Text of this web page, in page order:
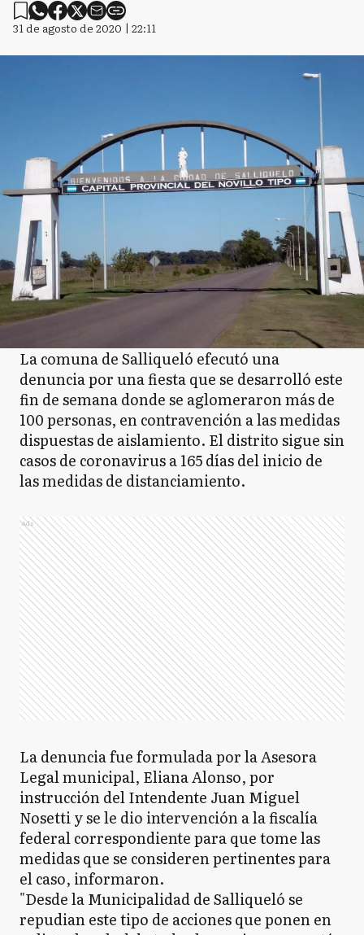
31 de agosto de 2020 | 22:11
La comuna de Salliqueló efecutó una
denuncia por una fiesta que se desarrolló este
fin de semana donde se aglomeraron más de
100 personas, en contravención a las medidas
dispuestas de aislamiento. El distrito sigue sin
casos de coronavirus a 165 días del inicio de
las medidas de distanciamiento.
Ads
La denuncia fue formulada por la Asesora
Legal municipal, Eliana Alonso, por
instrucción del Intendente Juan Miguel
Nosetti y se le dio intervención a la fiscalía
federal correspondiente para que tome las
medidas que se consideren pertinentes para
el caso, informaron.
"Desde la Municipalidad de Salliqueló se
repudian este tipo de acciones que ponen en